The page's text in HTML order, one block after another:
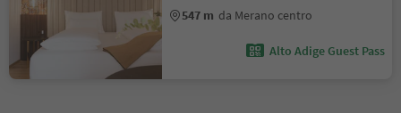
547 m da Merano centro
Alto Adige Guest Pass